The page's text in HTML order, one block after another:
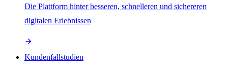
Die Plattform hinter besseren, schnelleren und sichereren
digitalen Erlebnissen
Kundenfallstudien